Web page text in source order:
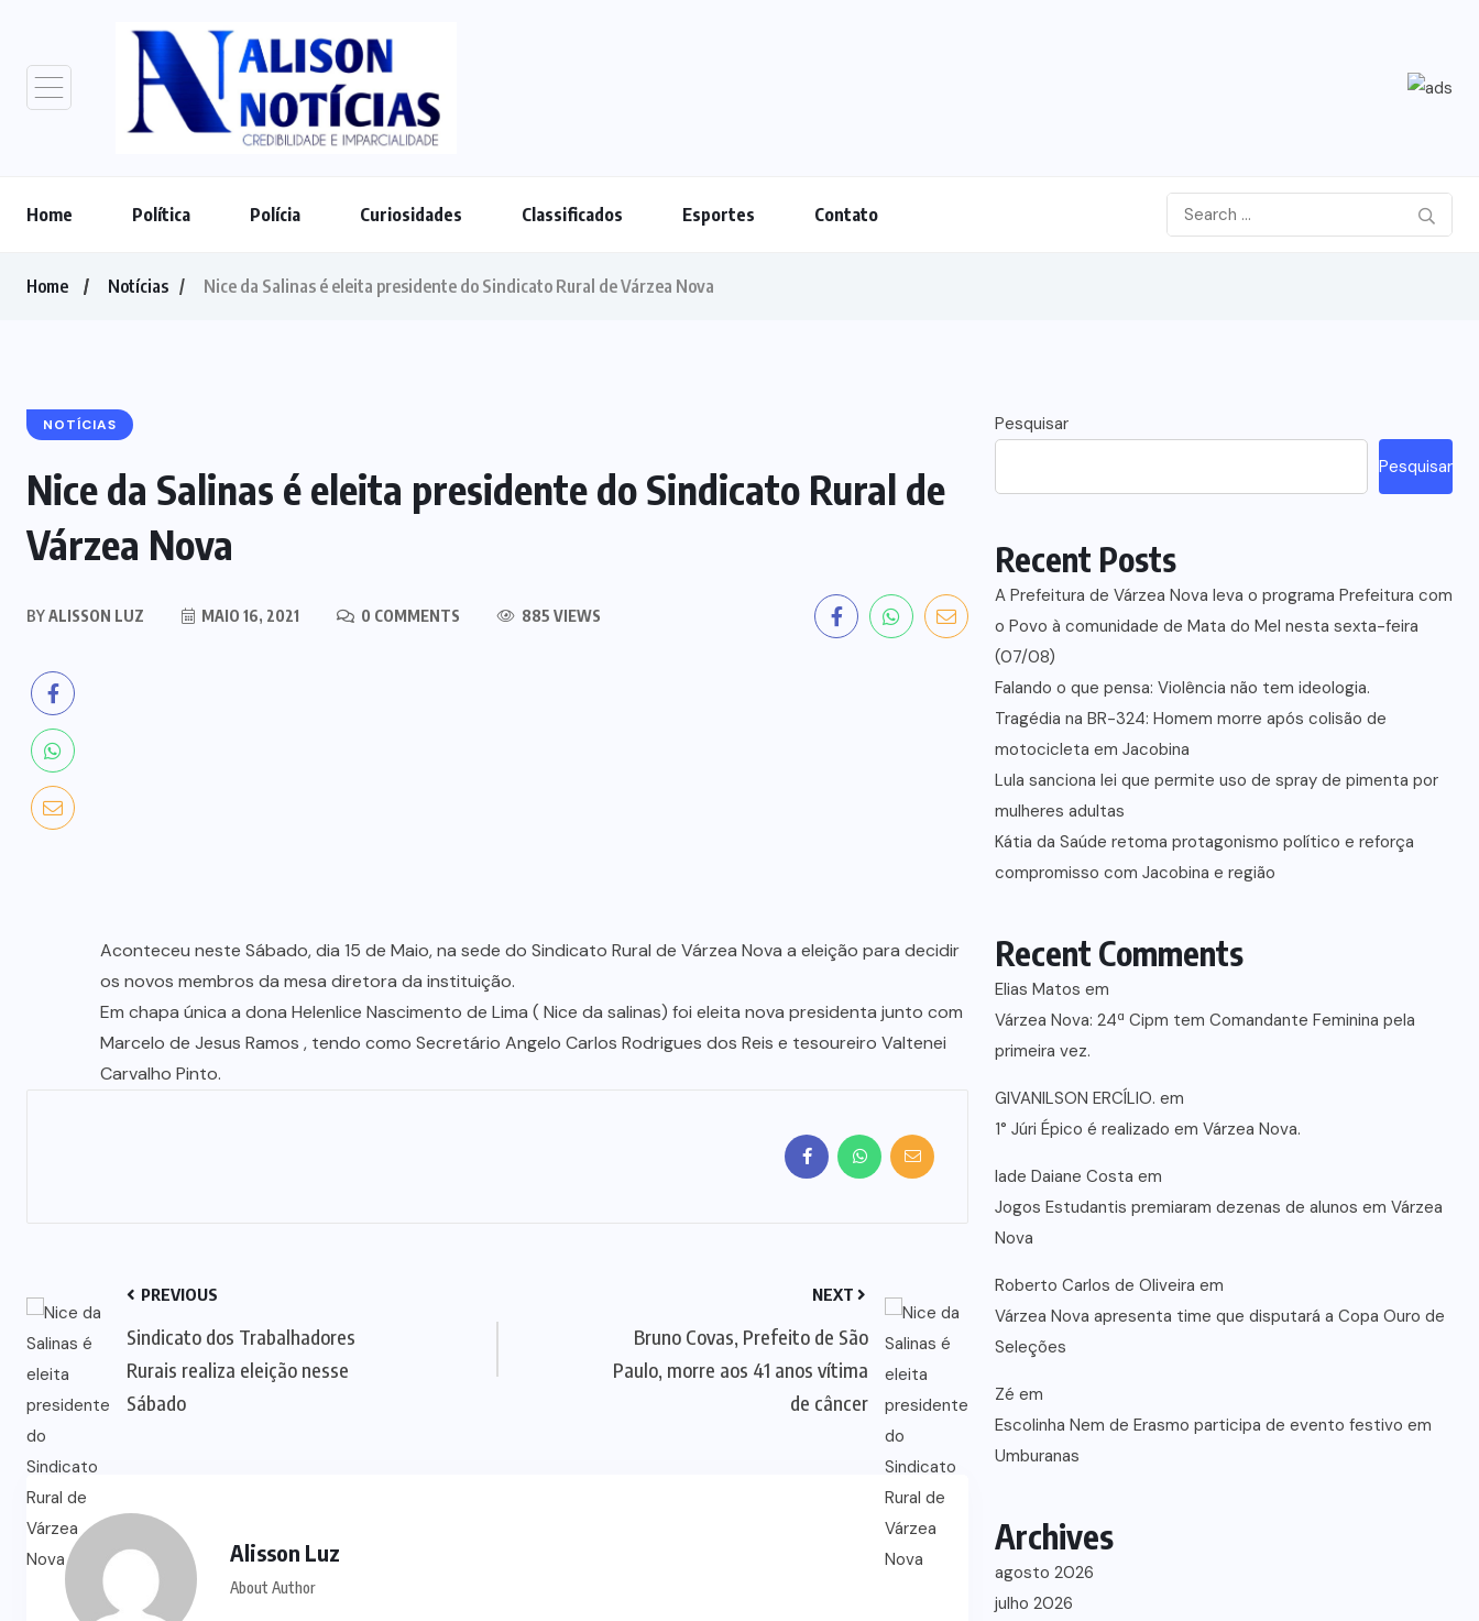
Home Política Polícia Curiosidades Classificados Esportes Contato
Home Notícias Nice da Salinas é eleita presidente do Sindicato Rural de Várzea Nova
NOTÍCIAS
Nice da Salinas é eleita presidente do Sindicato Rural de
Várzea Nova
BYALISSON LUZ MAIO 16, 2021 0 COMMENTS 885 VIEWS
Aconteceu neste Sábado, dia 15 de Maio, na sede do Sindicato Rural de Várzea Nova a eleição para decidir
os novos membros da mesa diretora da instituição.
Em chapa única a dona Helenlice Nascimento de Lima ( Nice da salinas) foi eleita nova presidenta junto com
Marcelo de Jesus Ramos , tendo como Secretário Angelo Carlos Rodrigues dos Reis e tesoureiro Valtenei
Carvalho Pinto.
PREVIOUS
Sindicato dos Trabalhadores
Rurais realiza eleição nesse
Sábado
NEXT
Bruno Covas, Prefeito de São
Paulo, morre aos 41 anos vítima
de câncer
Alisson Luz
About Author
Pesquisar
Pesquisar
Recent Posts
A Prefeitura de Várzea Nova leva o programa Prefeitura com
o Povo à comunidade de Mata do Mel nesta sexta-feira
(07/08)
Falando o que pensa: Violência não tem ideologia.
Tragédia na BR-324: Homem morre após colisão de
motocicleta em Jacobina
Lula sanciona lei que permite uso de spray de pimenta por
mulheres adultas
Kátia da Saúde retoma protagonismo político e reforça
compromisso com Jacobina e região
Recent Comments
Elias Matos em
Várzea Nova: 24ª Cipm tem Comandante Feminina pela
primeira vez.
GIVANILSON ERCÍLIO. em
1° Júri Épico é realizado em Várzea Nova.
lade Daiane Costa em
Jogos Estudantis premiaram dezenas de alunos em Várzea
Nova
Roberto Carlos de Oliveira em
Várzea Nova apresenta time que disputará a Copa Ouro de
Seleções
Zé em
Escolinha Nem de Erasmo participa de evento festivo em
Umburanas
Archives
agosto 2026
julho 2026